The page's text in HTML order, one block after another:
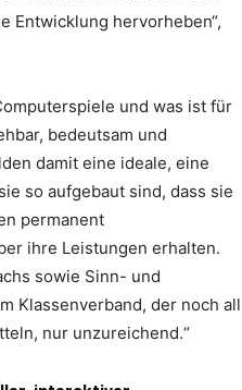
Entwicklung hervorheben“,
und was ist für
bedeutsam und
damit eine ideale, eine
so aufgebaut sind, dass sie
permanent
ihre Leistungen erhalten.
sowie Sinn- und
Klassenverband, der noch all
nur unzureichend.“